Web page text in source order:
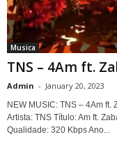
Musica
TNS – 4Am ft.
Admin - January 20, 2023
NEW MUSIC: TNS – 4Am ft.
Artista: TNS Título: Am ft.
Qualidade: 320 Kbps Ano...